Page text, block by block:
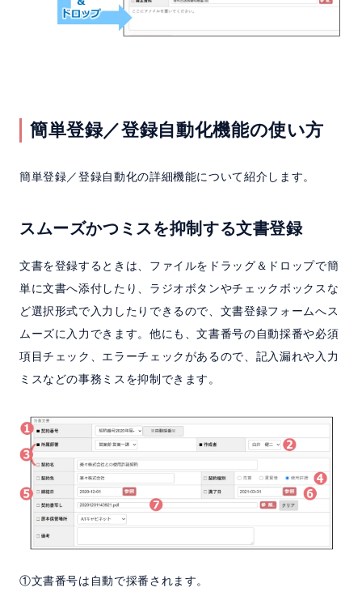
簡単登録／登録自動化機能の使い方
簡単登録／登録自動化の詳細機能について紹介します。
スムーズかつミスを抑制する文書登録
文書を登録するときは、ファイルをドラッグ＆ドロップで簡
単に文書へ添付したり、ラジオボタンやチェックボックスな
ど選択形式で入力したりできるので、文書登録フォームへス
ムーズに入力できます。他にも、文書番号の自動採番や必須
項目チェック、エラーチェックがあるので、記入漏れや入力
ミスなどの事務ミスを抑制できます。
①文書番号は自動で採番されます。